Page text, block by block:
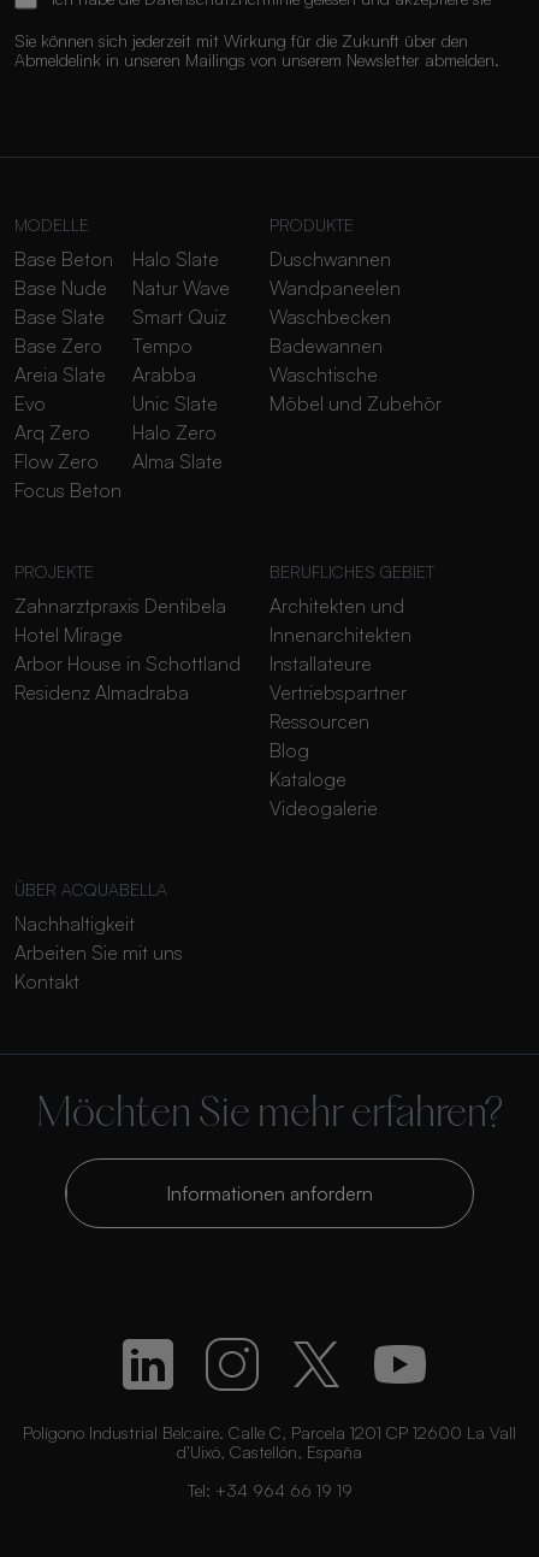
Sie können sich jederzeit mit Wirkung für die Zukunft über den
Abmeldelink in unseren Mailings von unserem Newsletter abmelden.
MODELLE
Base Beton
Base Nude
Base Slate
Base Zero
Areia Slate
Evo
Arq Zero
Flow Zero
Focus Beton
Halo Slate
Natur Wave
Smart Quiz
Tempo
Arabba
Unic Slate
Halo Zero
Alma Slate
PRODUKTE
Duschwannen
Wandpaneelen
Waschbecken
Badewannen
Waschtische
Möbel und Zubehör
PROJEKTE
Zahnarztpraxis Dentibela
Hotel Mirage
Arbor House in Schottland
Residenz Almadraba
BERUFLICHES GEBIET
Architekten und
Innenarchitekten
Installateure
Vertriebspartner
Ressourcen
Blog
Kataloge
Videogalerie
ÜBER ACQUABELLA
Nachhaltigkeit
Arbeiten Sie mit uns
Kontakt
Möchten Sie mehr erfahren?
Informationen anfordern
Polígono Industrial Belcaire. Calle C, Parcela 1201 CP 12600 La Vall
d’Uixó, Castellón, España
Tel: +34 964 66 19 19